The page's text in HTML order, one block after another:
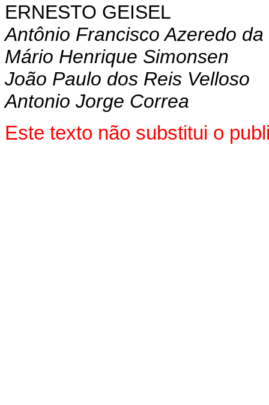
ERNESTO GEISEL
Antônio Francisco Azeredo da
Mário Henrique Simonsen
João Paulo dos Reis Velloso
Antonio Jorge Correa
Este texto não substitui o